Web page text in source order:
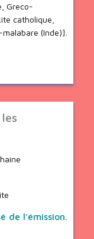
Greco-
catholique,
(Inde)].
de l'émission.